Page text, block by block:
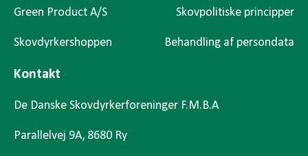
Green Product A/S
Skovdyrkershoppen
Skovpolitiske principper
Behandling af persondata
Kontakt
De Danske Skovdyrkerforeninger F.M.B.A
Parallelvej 9A, 8680 Ry